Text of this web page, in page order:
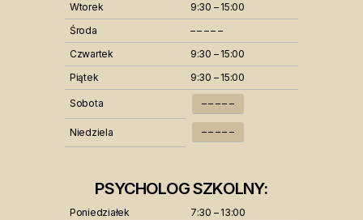
Wtorek
9:30 – 15:00
Środa
– – – – –
Czwartek
9:30 – 15:00
Piątek
9:30 – 15:00
Sobota – – – – –
Niedziela – – – – –
PSYCHOLOG SZKOLNY:
Poniedziałek
7:30 – 13:00